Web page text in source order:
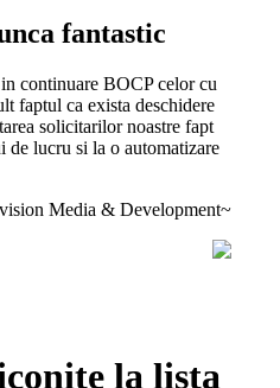
fantastic
continuare BOCP celor cu
faptul ca exista deschidere
solicitarilor noastre fapt
de lucru si la o automatizare
Media & Development~
la lista